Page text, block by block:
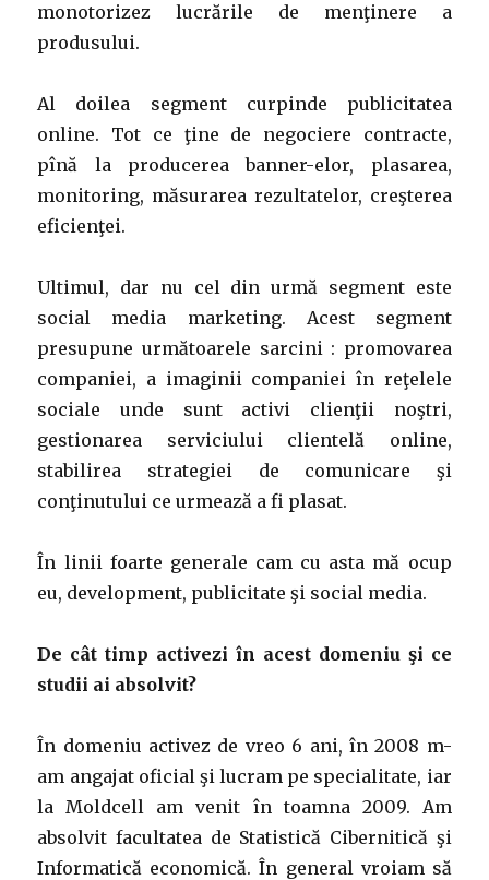
monotorizez lucrările de menţinere a
produsului.
Al doilea segment curpinde publicitatea
online. Tot ce ţine de negociere contracte,
pînă la producerea banner-elor, plasarea,
monitoring, măsurarea rezultatelor, creşterea
eficienţei.
Ultimul, dar nu cel din urmă segment este
social media marketing. Acest segment
presupune următoarele sarcini : promovarea
companiei, a imaginii companiei în reţelele
sociale unde sunt activi clienţii noştri,
gestionarea serviciului clientelă online,
stabilirea strategiei de comunicare şi
conţinutului ce urmează a fi plasat.
În linii foarte generale cam cu asta mă ocup
eu, development, publicitate şi social media.
De cât timp activezi în acest domeniu şi ce
studii ai absolvit?
În domeniu activez de vreo 6 ani, în 2008 m-
am angajat oficial şi lucram pe specialitate, iar
la Moldcell am venit în toamna 2009. Am
absolvit facultatea de Statistică Cibernitică şi
Informatică economică. În general vroiam să